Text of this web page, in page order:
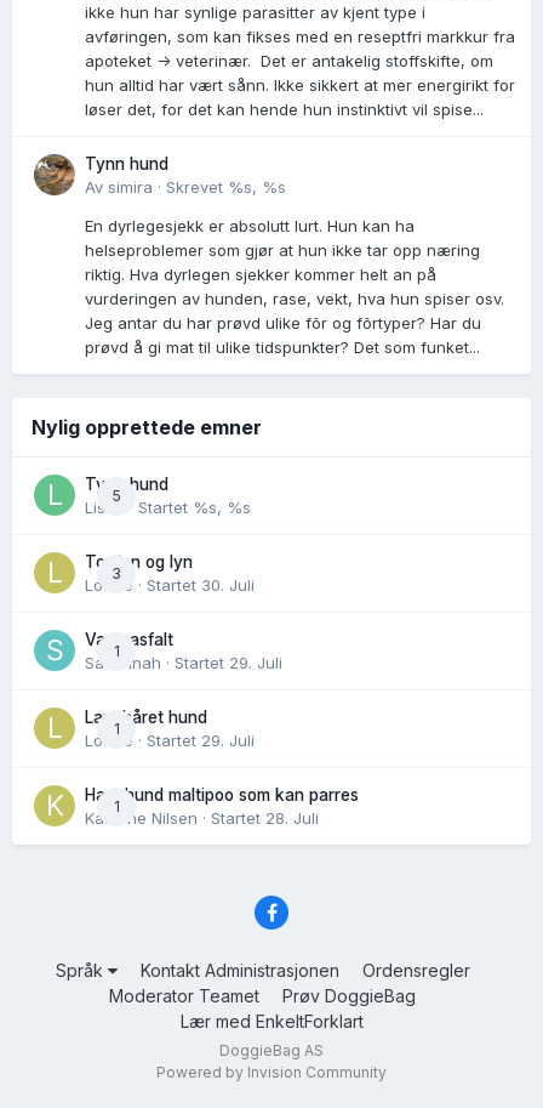
ikke hun har synlige parasitter av kjent type i
avføringen, som kan fikses med en reseptfri markkur fra
apoteket -> veterinær. Det er antakelig stoffskifte, om
hun alltid har vært sånn. Ikke sikkert at mer energirikt for
løser det, for det kan hende hun instinktivt vil spise...
Tynn hund
Av simira · Skrevet %s, %s
En dyrlegesjekk er absolutt lurt. Hun kan ha
helseproblemer som gjør at hun ikke tar opp næring
riktig. Hva dyrlegen sjekker kommer helt an på
vurderingen av hunden, rase, vekt, hva hun spiser osv.
Jeg antar du har prøvd ulike fõr og fõrtyper? Har du
prøvd å gi mat til ulike tidspunkter? Det som funket...
Nylig opprettede emner
5
Tynn hund
Lisen
· Startet %s, %s
3
Torden og lyn
Lovise · Startet 30. Juli
1
Varm asfalt
Savannah · Startet 29. Juli
1
Langhåret hund
Lovise · Startet 29. Juli
1
Hannhund maltipoo som kan parres
Karoline Nilsen · Startet 28. Juli
Språk Kontakt Administrasjonen
Ordensregler
Moderator Teamet
Prøv DoggieBag
Lær med EnkeltForklart
DoggieBag AS
Powered by Invision Community